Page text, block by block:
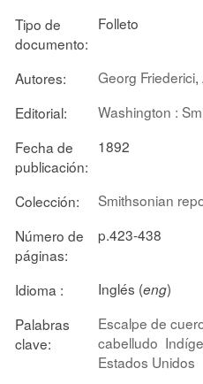
Tipo de
documento:
Folleto
Autores: Georg Friederici,
Editorial:
Washington :
Fecha de
publicación:
1892
Colección:
Smithsonian
Número de
páginas:
p.423-438
Idioma : Inglés (eng)
Palabras
clave:
Escalpe de
cabelludo
Estados Unidos